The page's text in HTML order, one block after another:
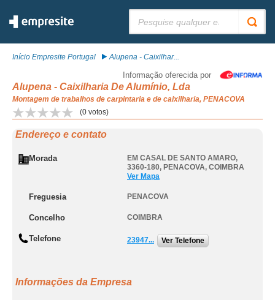
Início Empresite Portugal Alupena - Caixilhar...
Informação oferecida por
Alupena - Caixilharia De Alumínio, Lda
Montagem de trabalhos de carpintaria e de caixilharia, PENACOVA
(0 votos)
Endereço e contato
Morada
EM CASAL DE SANTO AMARO,
3360-180, PENACOVA, COIMBRA
Ver Mapa
Freguesia PENACOVA
Concelho COIMBRA
Telefone 23947... Ver Telefone
Informações da Empresa